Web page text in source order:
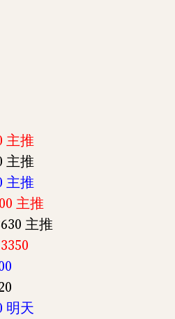
主推
主推
主推
主推
主推
明天